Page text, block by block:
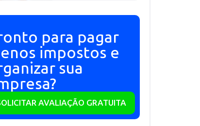
para pagar
impostos e
sua
AVALIAÇÃO GRATUITA